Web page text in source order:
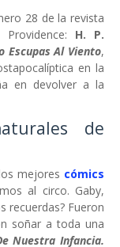
28 de la revista
H. P.
Escupas Al Viento,
en la
en devolver a la
de
mejores cómics
al circo. Gaby,
recuerdas? Fueron
soñar a toda una
Nuestra Infancia.